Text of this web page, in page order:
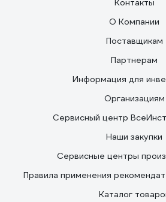
Контакты
О Компании
Поставщикам
Партнерам
Информация для
Организациям
Сервисный центр
Наши закупки
Сервисные центры
Правила применения
Каталог